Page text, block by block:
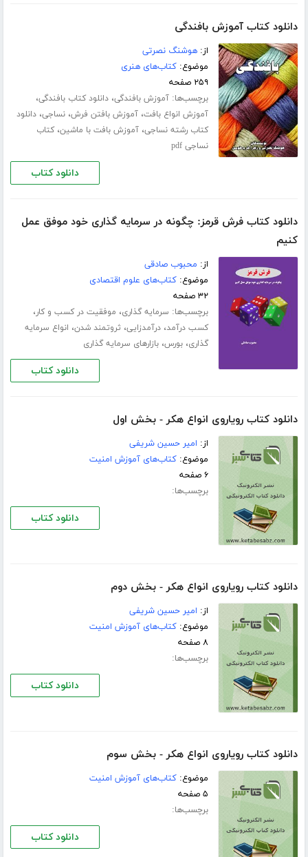
دانلود کتاب آموزش بافندگی
از:هوشنگ نصرتی
موضوع:کتاب‌های هنری
۲۵۹ صفحه
برچسب‌ها:آموزش بافندگی،دانلود کتاب بافندگی،
آموزش انواع بافت،آموزش بافتن فرش،نساجی،دانلود
کتاب رشته نساجی،آموزش بافت با ماشین،کتاب
نساجی pdf
دانلود کتاب
دانلود کتاب فرش قرمز: چگونه در سرمایه گذاری خود موفق عمل
کنیم
از: محبوب صادقی
موضوع:کتاب‌های علوم اقتصادی
۳۲ صفحه
برچسب‌ها: سرمایه گذاری، موفقیت در کسب و کار،
کسب درآمد،درآمدزایی، ثروتمند شدن، انواع سرمایه
گذاری،بورس،بازارهای سرمایه گذاری
دانلود کتاب
دانلود کتاب رویاروی انواع هکر - بخش اول
از: امیر حسین شریفی
موضوع:کتاب‌های آموزش امنیت
۶ صفحه
برچسب‌ها:
دانلود کتاب
دانلود کتاب رویاروی انواع هکر - بخش دوم
از: امیر حسین شریفی
موضوع:کتاب‌های آموزش امنیت
۸ صفحه
برچسب‌ها:
دانلود کتاب
دانلود کتاب رویاروی انواع هکر - بخش سوم
موضوع:کتاب‌های آموزش امنیت
۵ صفحه
برچسب‌ها:
دانلود کتاب